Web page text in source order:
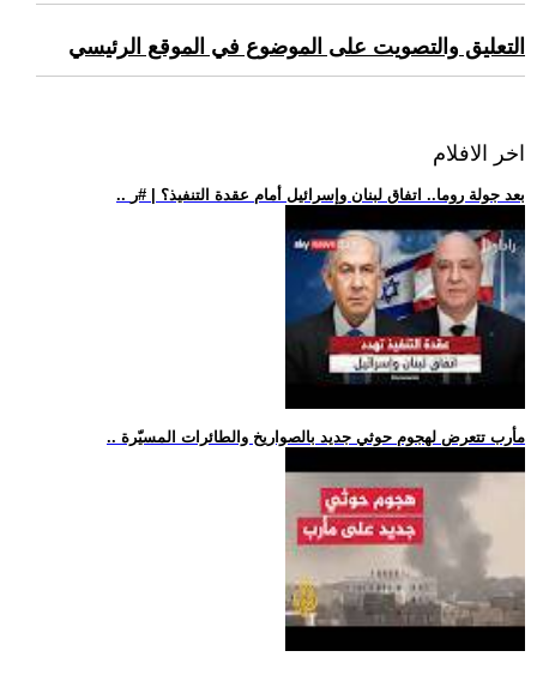
التعليق والتصويت على الموضوع في الموقع الرئيسي
اخر الافلام
.. بعد جولة روما.. اتفاق لبنان وإسرائيل أمام عقدة التنفيذ؟ | #ر
.. مأرب تتعرض لهجوم حوثي جديد بالصواريخ والطائرات المسيّرة